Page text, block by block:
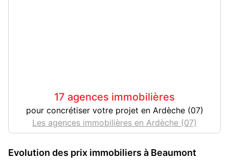
17 agences immobilières
pour concrétiser votre projet en Ardèche (07)
Les agences immobilières en Ardèche (07)
Evolution des prix immobiliers à Beaumont